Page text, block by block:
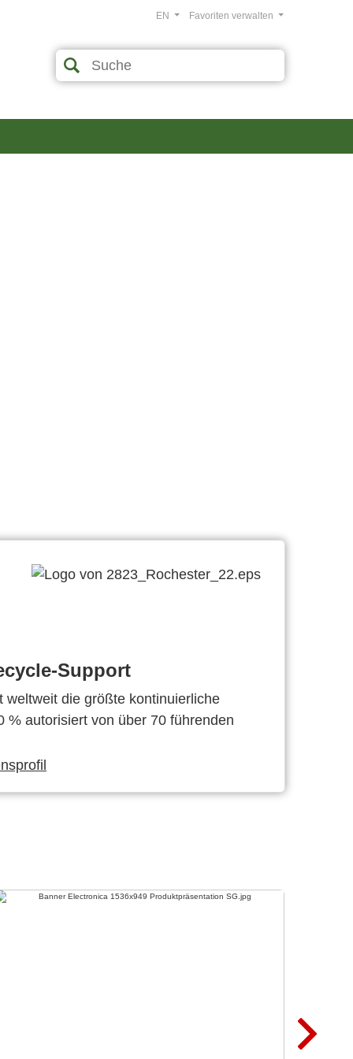
Favoriten verwalten
EN
Support
weltweit die größte kontinuierliche
% autorisiert von über 70 führenden